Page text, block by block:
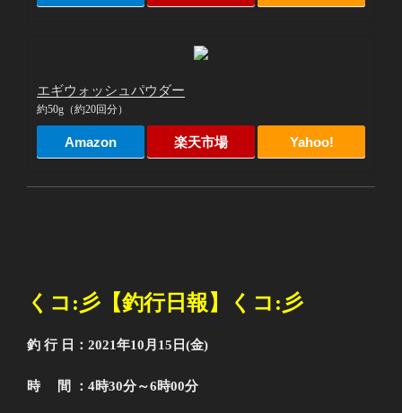
エギウォッシュパウダー
約50g（約20回分）
Amazon 楽天市場 Yahoo!
くコ : 彡【釣行日報】くコ : 彡
釣 行 日：2021年10月15日(金)
時 間 ：4時30分～6時00分